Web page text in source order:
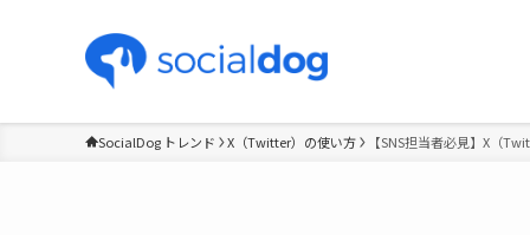
SocialDog トレンド X（Twitter）の使い方 【SNS担当者必見】X（